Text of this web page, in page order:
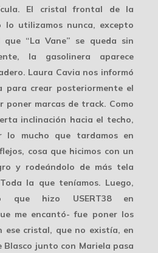
El cristal frontal de la
utilizamos nunca, excepto
“La Vane” se queda sin
la gasolinera aparece
Laura Cavia nos informó
para crear posteriormente el
marcas de track. Como
inclinación hacia el techo,
lo mucho que tardamos en
cosa que hicimos con un
y rodeándolo de más tela
la que teníamos. Luego,
que hizo USERT38 en
me encantó- fue poner los
ese cristal, que no existía, en
Blasco junto con Mariela pasa